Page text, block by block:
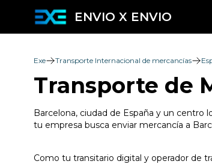
ENVIO X ENVIO
Exe Transporte Internacional de mercancías
Transporte de
Barcelona, ciudad de España y un centro
tu empresa busca enviar mercancía a
Como tu transitario digital y operador de